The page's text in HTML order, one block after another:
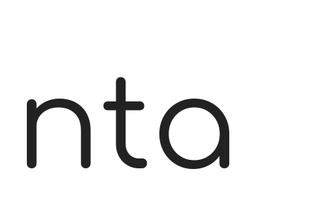
nta